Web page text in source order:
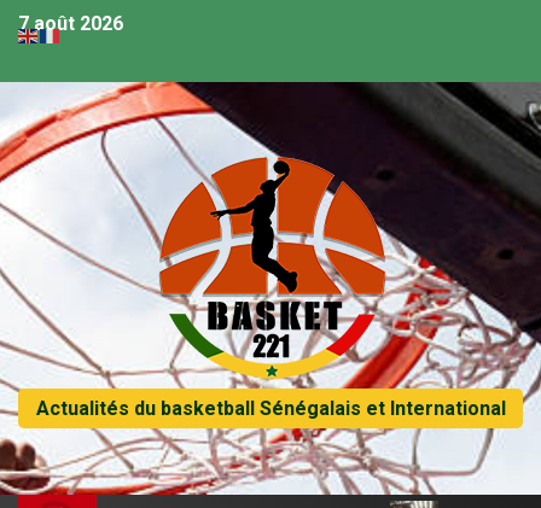
7 août 2026
Actualités du basketball Sénégalais et International